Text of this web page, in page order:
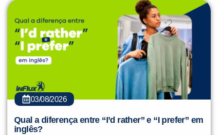
03/08/2026
Qual a diferença entre “I’d rather” e “I prefer” em
inglês?